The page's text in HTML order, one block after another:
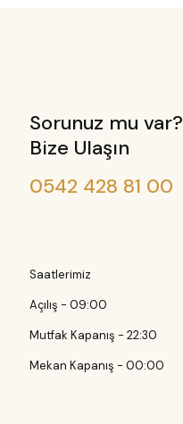
Sorunuz mu var?
Bize Ulaşın
0542 428 81 00
Saatlerimiz
Açılış - 09:00
Mutfak Kapanış - 22:30
Mekan Kapanış - 00:00